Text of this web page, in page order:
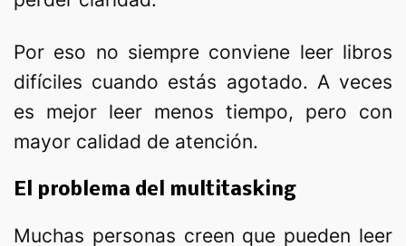
Por eso no siempre conviene leer libros
difíciles cuando estás agotado. A veces
es mejor leer menos tiempo, pero con
mayor calidad de atención.
El problema del multitasking
Muchas personas creen que pueden leer